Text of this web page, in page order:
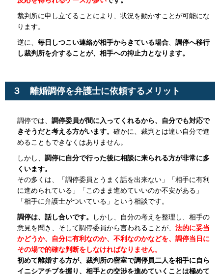
裁判所に申し立てることにより、状況を動かすことが可能にな
ります。
逆に、 毎日しつこい連絡が相手からきている場合
調停へ移行
し裁判所を介することが、相手への抑止力となります。
３ 離婚調停を弁護士に依頼するメリット
調停では、 調停委員が間に入ってくれるから、自分でも対応で
きそうだと考える方がいます。 確かに、裁判とは違い自分で進
めることもできなくはありません。
しかし、 調停に自分で行った後に相談に来られる方が非常に多
くいます。
その多くは、「調停委員とうまく話を出来ない」「相手に有利
に進められている」「このまま進めていいのか不安がある」
「相手に弁護士がついている」という相談です。
調停は、話し合いです。
しかし、自分の考えを整理し、相手の
意見を聞き、そして調停委員から言われることが、 法的に妥当
かどうか、自分に有利なのか、不利なのかなどを、調停当日に
その場で的確な判断をしなければなりません。
初めて離婚する方が、裁判所の密室で調停員二人を相手に自ら
イニシアチブを握り、相手との交渉を進めていくことは極めて